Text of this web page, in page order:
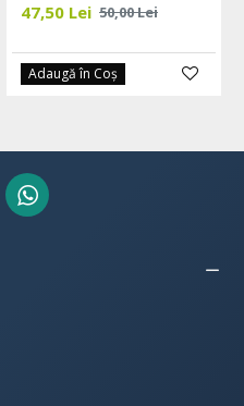
47,50 Lei 50,00 Lei
Adaugă în Coş